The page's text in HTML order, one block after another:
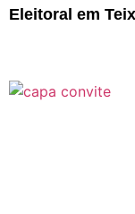
Eleitoral em